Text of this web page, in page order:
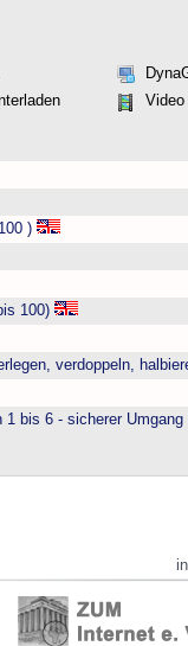
Video
)
100)
verdoppeln,
bis 6 - sicherer Umgang